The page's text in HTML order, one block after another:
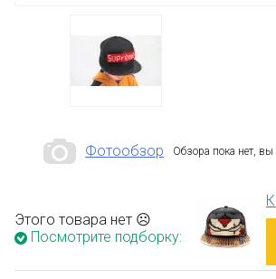
Фотообзор Обзора пока нет,
Этого товара нет ☹
Посмотрите подборку: